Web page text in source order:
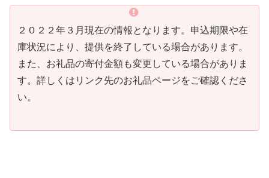
２０２２年３月現在の情報となります。申込期限や在
庫状況により、提供を終了している場合があります。
また、お礼品の寄付金額も変更している場合がありま
す。詳しくはリンク先のお礼品ページをご確認くださ
い。